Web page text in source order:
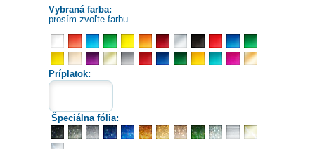
Vybraná farba:
prosím zvoľte farbu
Príplatok:
Špeciálna fólia: